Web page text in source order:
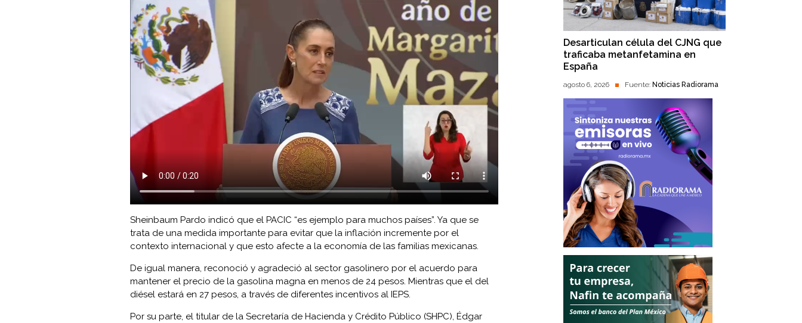
Sheinbaum Pardo indicó que el PACIC “es ejemplo para muchos países”. Ya que se
trata de una medida importante para evitar que la inflación incremente por el
contexto internacional y que esto afecte a la economía de las familias mexicanas.
De igual manera, reconoció y agradeció al sector gasolinero por el acuerdo para
mantener el precio de la gasolina magna en menos de 24 pesos. Mientras que el del
diésel estará en 27 pesos, a través de diferentes incentivos al IEPS.
Por su parte, el titular de la Secretaría de Hacienda y Crédito Público (SHPC), Édgar
Desarticulan célula del CJNG que
traficaba metanfetamina en
España
agosto 6, 2026 Fuente: Noticias Radiorama